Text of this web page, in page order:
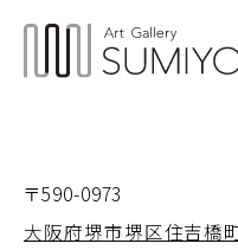
〒590-0973
大阪府堺市堺区住吉橋